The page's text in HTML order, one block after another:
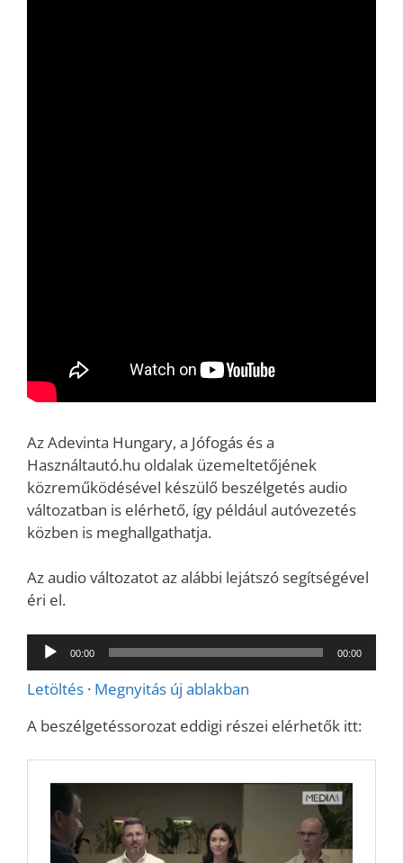
Az Adevinta Hungary, a Jófogás és a
Használtautó.hu oldalak üzemeltetőjének
közreműködésével készülő beszélgetés audio
változatban is elérhető, így például autóvezetés
közben is meghallgathatja.
Az audio változatot az alábbi lejátszó segítségével
éri el.
Audió
lejátszó
00:00 00:00
Letöltés · Megnyitás új ablakban
A beszélgetéssorozat eddigi részei elérhetők itt: